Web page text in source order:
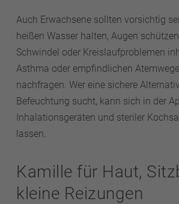
Auch Erwachsene sollten vorsichtig
heißen Wasser halten, Augen
Schwindel oder Kreislaufproblemen
Asthma oder empfindlichen
nachfragen. Wer eine sichere
Befeuchtung sucht, kann sich in der
Inhalationsgeräten und steriler
lassen.
Kamille für Haut,
kleine Reizungen